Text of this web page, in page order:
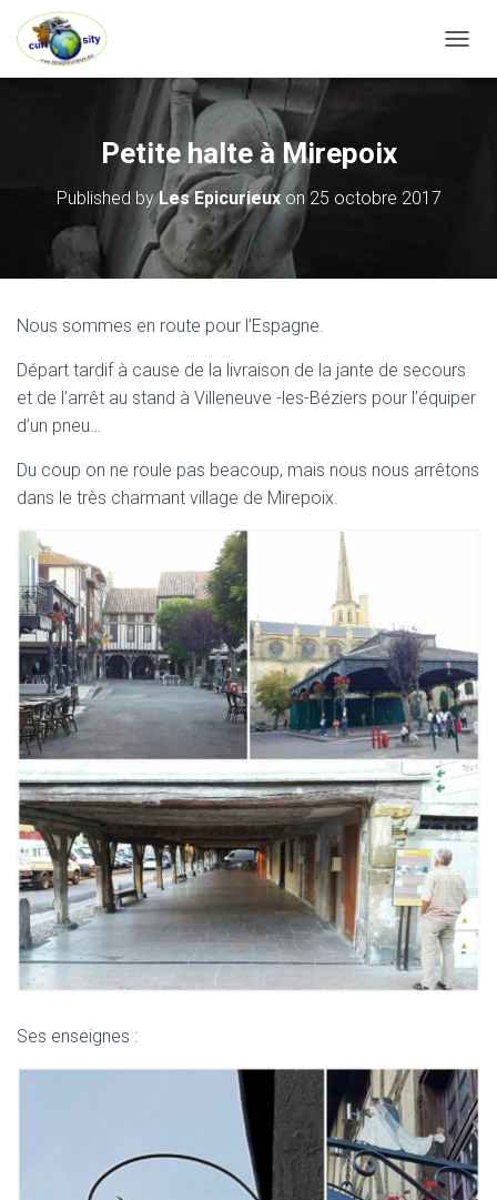
Petite halte à Mirepoix
Published byLes Epicurieuxon 25 octobre 2017
Nous sommes en route pour l’Espagne.
Départ tardif à cause de la livraison de la jante de secours
et de l’arrêt au stand à Villeneuve -les-Béziers pour l’équiper
d’un pneu…
Du coup on ne roule pas beacoup, mais nous nous arrêtons
dans le très charmant village de Mirepoix.
Ses enseignes :